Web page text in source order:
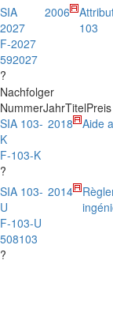
SIA
2027
F-2027
592027
?
2006
103
Nachfolger
NummerJahrTitel
SIA 103-
K
F-103-K
?
2018 Aide
SIA 103-
U
F-103-U
508103
?
2014